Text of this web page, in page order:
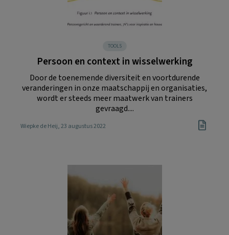
TOOLS
Persoon en context in wisselwerking
Door de toenemende diversiteit en voortdurende
veranderingen in onze maatschappij en organisaties,
wordt er steeds meer maatwerk van trainers
gevraagd....
Wiepke de Heij, 23 augustus 2022